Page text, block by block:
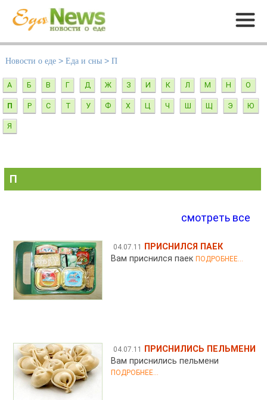
Меню
Новости о еде > Еда и сны > П
А Б В Г Д Ж З И К Л М Н О
П Р С Т У Ф Х Ц Ч Ш Щ Э Ю
Я
П
смотреть все
04.07.11
ПРИСНИЛСЯ ПАЕК
Вам приснился паек ПОДРОБНЕЕ...
04.07.11
ПРИСНИЛИСЬ ПЕЛЬМЕНИ
Вам приснились пельмени
ПОДРОБНЕЕ...